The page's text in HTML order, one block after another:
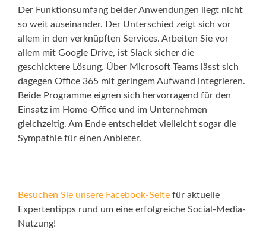
Der Funktionsumfang beider Anwendungen liegt nicht
so weit auseinander. Der Unterschied zeigt sich vor
allem in den verknüpften Services. Arbeiten Sie vor
allem mit Google Drive, ist Slack sicher die
geschicktere Lösung. Über Microsoft Teams lässt sich
dagegen Office 365 mit geringem Aufwand integrieren.
Beide Programme eignen sich hervorragend für den
Einsatz im Home-Office und im Unternehmen
gleichzeitig. Am Ende entscheidet vielleicht sogar die
Sympathie für einen Anbieter.
Besuchen Sie unsere Facebook-Seite für aktuelle
Expertentipps rund um eine erfolgreiche Social-Media-
Nutzung!